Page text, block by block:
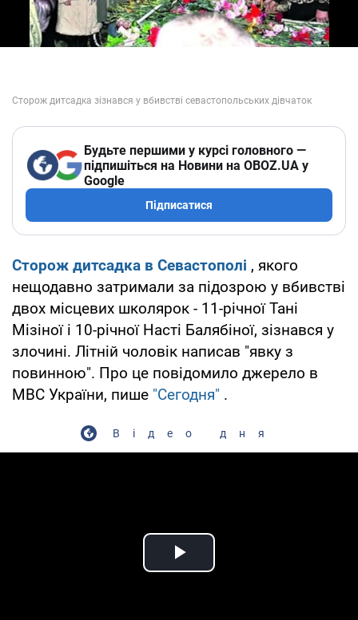
Будьте першими у курсі головного —
підпишіться на Новини на OBOZ.UA у
Google
Підписатися
Сторож дитсадка в Севастополі , якого
нещодавно затримали за підозрою у вбивстві
двох місцевих школярок - 11-річної Тані
Мізіної і 10-річної Насті Балябіної, зізнався у
злочині. Літній чоловік написав "явку з
повинною". Про це повідомило джерело в
МВС України, пише "Сегодня" .
Відео дня
Play Video